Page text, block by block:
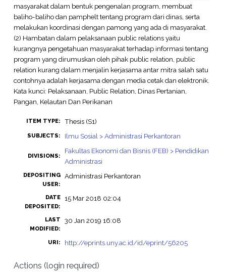
masyarakat dalam bentuk pengenalan program, membuat
baliho-baliho dan pamphelt tentang program dari dinas, serta
melakukan koordinasi dengan pamong yang ada di masyarakat.
(2) Hambatan dalam pelaksanaan public relations yaitu
kurangnya pengetahuan masyarakat terhadap informasi tentang
program yang dirumuskan oleh pihak public relation, public
relation kurang dalam menjalin kerjasama antar mitra salah satu
contohnya adalah kerjasama dengan media cetak dan elektronik.
Kata kunci: Pelaksanaan, Public Relation, Dinas Pertanian,
Pangan, Kelautan Dan Perikanan
ITEM TYPE: Thesis (S1)
SUBJECTS: Ilmu Sosial > Administrasi Perkantoran
DIVISIONS:
Fakultas Ekonomi dan Bisnis (FEB) > Pendidikan
Administrasi
DEPOSITING
USER:
Administrasi Perkantoran
DATE
DEPOSITED:
15 Mar 2018 02:04
LAST
MODIFIED:
30 Jan 2019 16:08
URI: http://eprints.uny.ac.id/id/eprint/56205
Actions (login required)